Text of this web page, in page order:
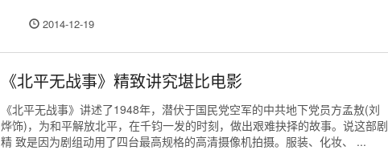
2014-12-19
《北平无战事》精致讲究堪比电影
《北平无战事》讲述了1948年，潜伏于国民党空军的中共地下党员方孟敖(刘
烨饰)，为和平解放北平，在千钧一发的时刻，做出艰难抉择的故事。说这部剧
精 致是因为剧组动用了四台最高规格的高清摄像机拍摄。服装、化妆、 ...